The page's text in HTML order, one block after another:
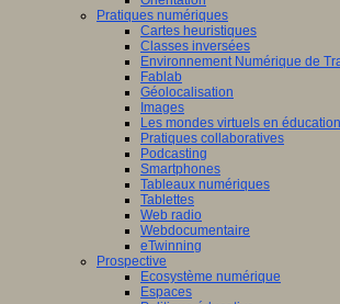
Pratiques numériques
Cartes heuristiques
Classes inversées
Environnement Numérique de
Fablab
Géolocalisation
Images
Les mondes virtuels en éducation
Pratiques collaboratives
Podcasting
Smartphones
Tableaux numériques
Tablettes
Web radio
Webdocumentaire
eTwinning
Prospective
Ecosystème numérique
Espaces